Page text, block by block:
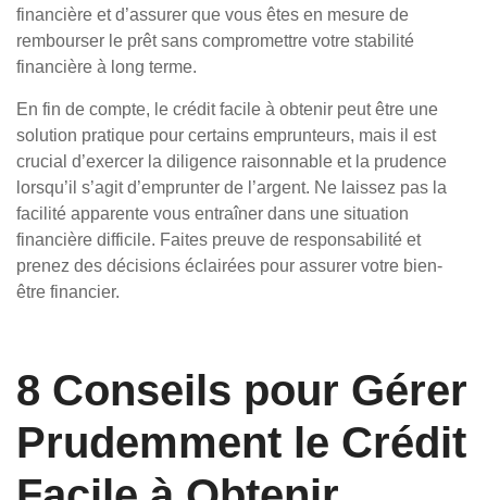
financière et d’assurer que vous êtes en mesure de
rembourser le prêt sans compromettre votre stabilité
financière à long terme.
En fin de compte, le crédit facile à obtenir peut être une
solution pratique pour certains emprunteurs, mais il est
crucial d’exercer la diligence raisonnable et la prudence
lorsqu’il s’agit d’emprunter de l’argent. Ne laissez pas la
facilité apparente vous entraîner dans une situation
financière difficile. Faites preuve de responsabilité et
prenez des décisions éclairées pour assurer votre bien-
être financier.
8 Conseils pour Gérer
Prudemment le Crédit